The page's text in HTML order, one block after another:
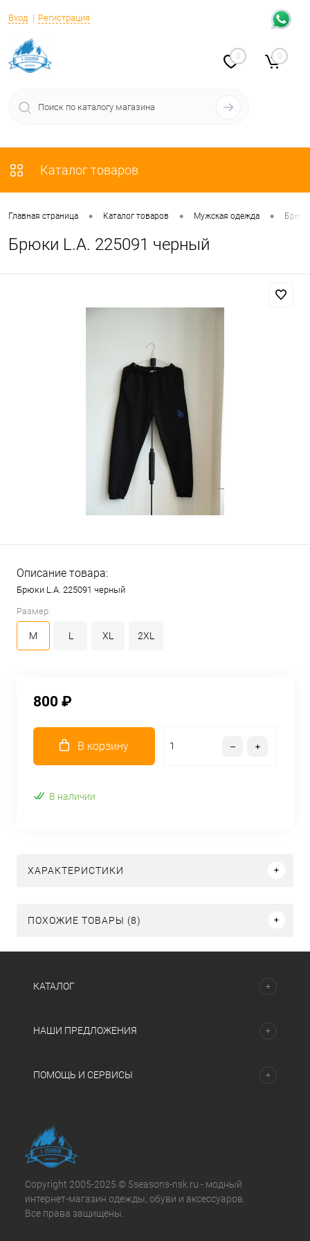
Вход Регистрация
0 0
Каталог товаров
Главная страница • Каталог товаров • Мужская одежда • Брюки
Брюки L.A. 225091 черный
Описание товара:
Брюки L.A. 225091 черный
Размер:
M L XL 2XL
800 ₽
В корзину
В наличии
ХАРАКТЕРИСТИКИ
ПОХОЖИЕ ТОВАРЫ (8)
КАТАЛОГ
НАШИ ПРЕДЛОЖЕНИЯ
ПОМОЩЬ И СЕРВИСЫ
Copyright 2005-2025 © 5seasons-nsk.ru - модный
интернет-магазин одежды, обуви и аксессуаров.
Все права защищены.